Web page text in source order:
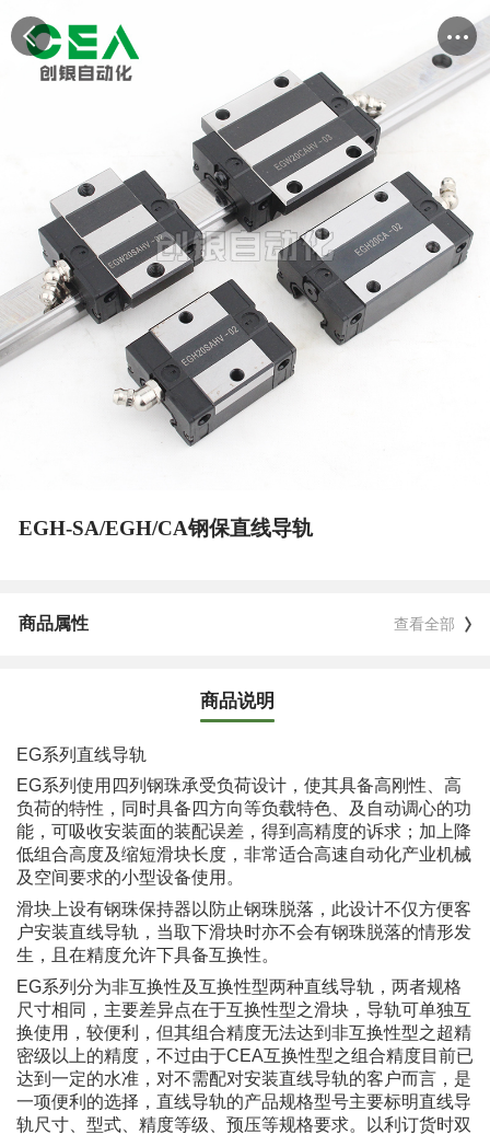
EGH-SA/EGH/CA钢保直线导轨
商品属性 查看全部
商品说明
EG系列直线导轨
EG系列使用四列钢珠承受负荷设计，使其具备高刚性、高
负荷的特性，同时具备四方向等负载特色、及自动调心的功
能，可吸收安装面的装配误差，得到高精度的诉求；加上降
低组合高度及缩短滑块长度，非常适合高速自动化产业机械
及空间要求的小型设备使用。
滑块上设有钢珠保持器以防止钢珠脱落，此设计不仅方便客
户安装直线导轨，当取下滑块时亦不会有钢珠脱落的情形发
生，且在精度允许下具备互换性。
EG系列分为非互换性及互换性型两种直线导轨，两者规格
尺寸相同，主要差异点在于互换性型之滑块，导轨可单独互
换使用，较便利，但其组合精度无法达到非互换性型之超精
密级以上的精度，不过由于CEA互换性型之组合精度目前已
达到一定的水准，对不需配对安装直线导轨的客户而言，是
一项便利的选择，直线导轨的产品规格型号主要标明直线导
轨尺寸、型式、精度等级、预压等规格要求。以利订货时双